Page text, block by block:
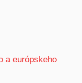
a európskeho